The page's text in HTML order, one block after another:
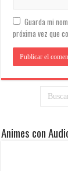
Guarda mi
próxima vez que
Animes con